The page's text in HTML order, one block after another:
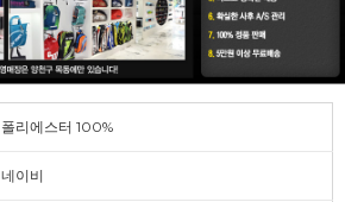
폴리에스터 100%
네이비